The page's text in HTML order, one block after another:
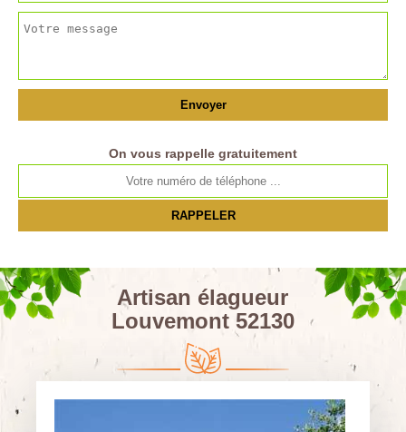
On vous rappelle gratuitement
Artisan élagueur
Louvemont 52130